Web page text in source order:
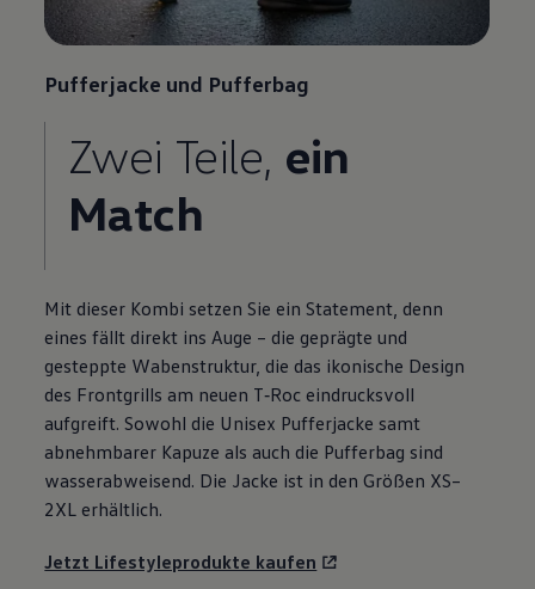
Pufferjacke und Pufferbag
Zwei Teile, ein
Match
Mit dieser Kombi setzen Sie ein Statement, denn
eines fällt direkt ins Auge – die geprägte und
gesteppte Wabenstruktur, die das ikonische Design
des Frontgrills am neuen T‑Roc eindrucksvoll
aufgreift. Sowohl die Unisex Pufferjacke samt
abnehmbarer Kapuze als auch die Pufferbag sind
wasserabweisend. Die Jacke ist in den Größen XS–
2XL erhältlich.
Jetzt Lifestyleprodukte kaufen